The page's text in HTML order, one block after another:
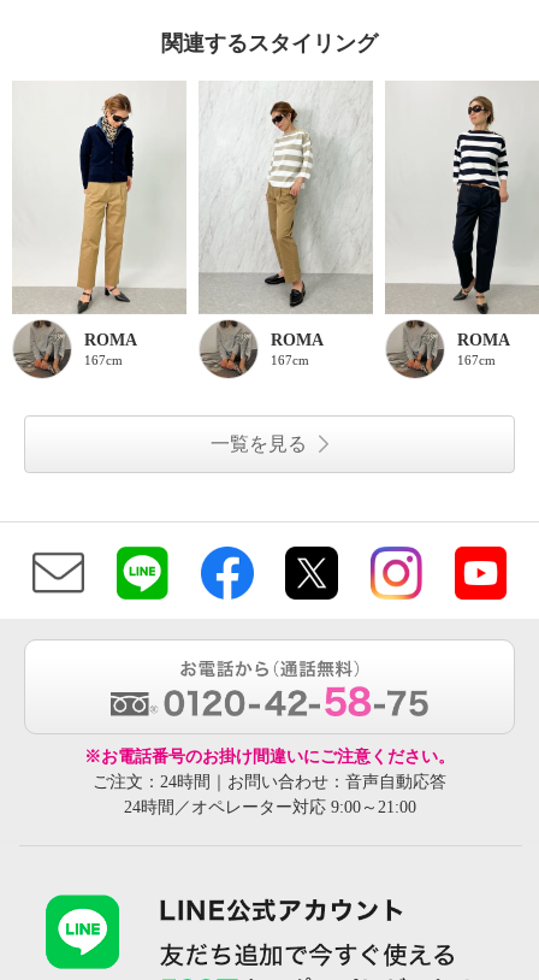
関連するスタイリング
ROMA
167cm
ROMA
167cm
ROMA
167cm
一覧を見る
※お電話番号のお掛け間違いにご注意ください。
ご注文：24時間｜お問い合わせ：音声自動応答
24時間／オペレーター対応 9:00～21:00